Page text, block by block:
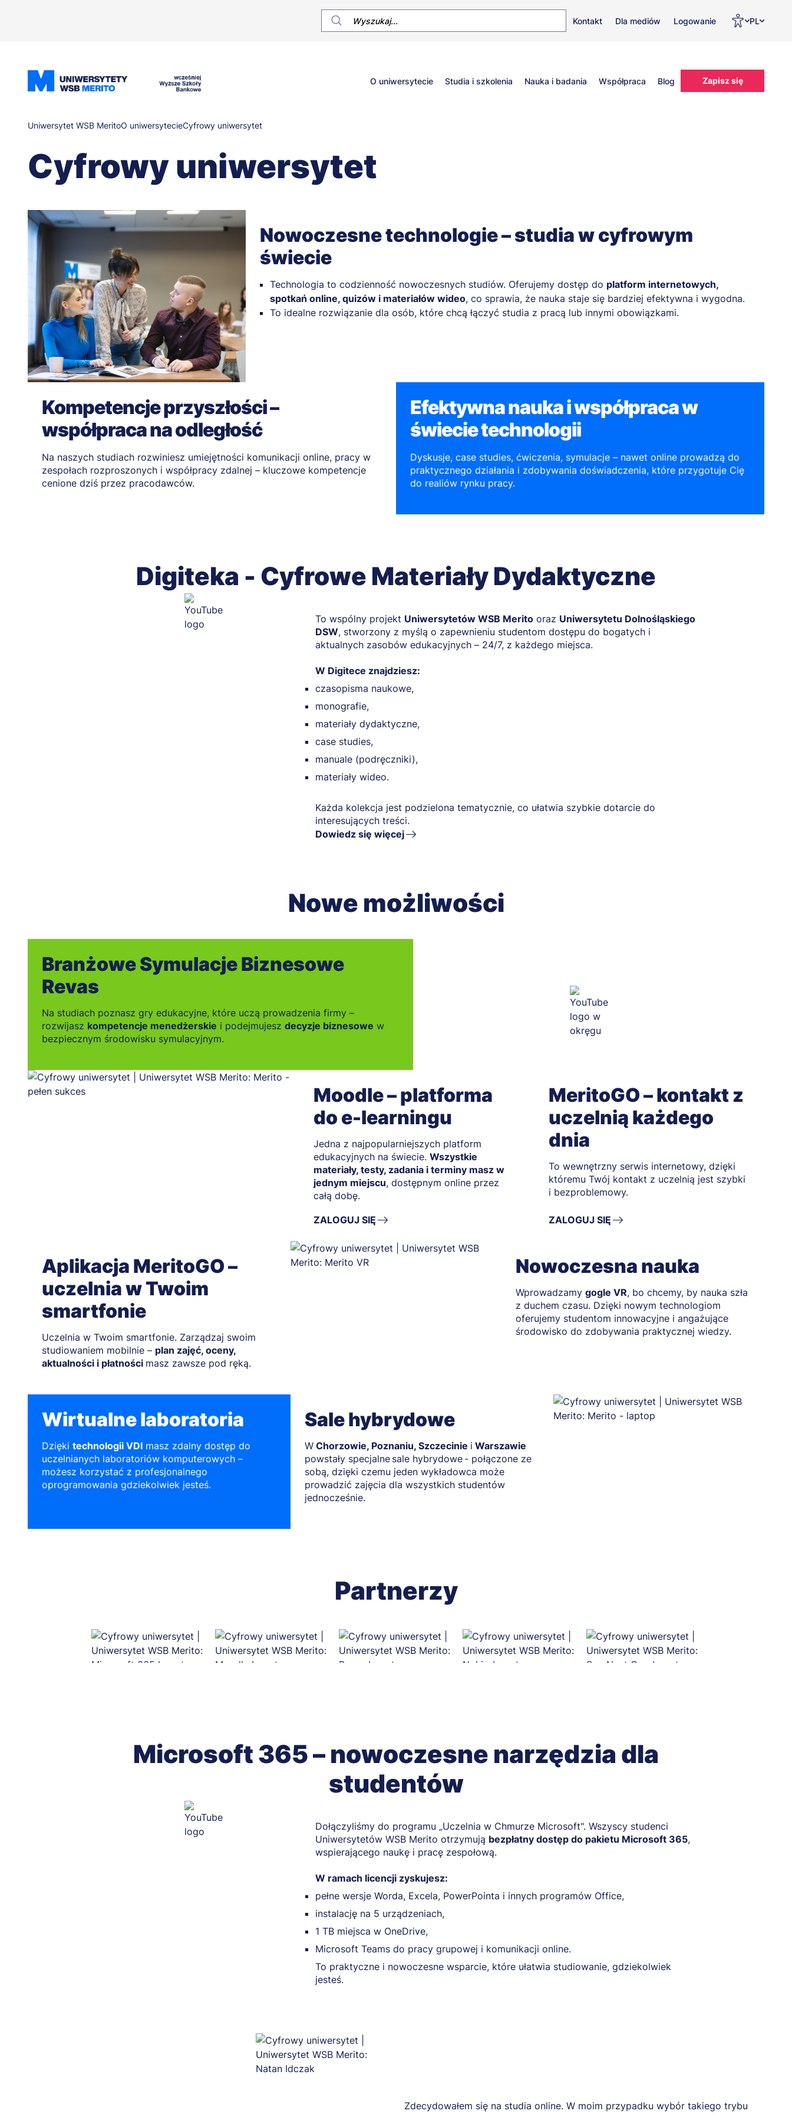
Top
Kontakt Dla mediów Logowanie PL
Główne
O uniwersytecie Studia i szkolenia Nauka i badania Współpraca Blog Zapisz się
Ścieżka
nawigacyjna
Uniwersytet WSB MeritoO uniwersytecieCyfrowy uniwersytet
Cyfrowy uniwersytet
Nowoczesne technologie – studia w cyfrowym
świecie
Technologia to codzienność nowoczesnych studiów. Oferujemy dostęp do platform internetowych,
spotkań online, quizów i materiałów wideo, co sprawia, że nauka staje się bardziej efektywna i wygodna.
To idealne rozwiązanie dla osób, które chcą łączyć studia z pracą lub innymi obowiązkami.
Kompetencje przyszłości –
współpraca na odległość
Na naszych studiach rozwiniesz umiejętności komunikacji online, pracy w
zespołach rozproszonych i współpracy zdalnej – kluczowe kompetencje
cenione dziś przez pracodawców.
Efektywna nauka i współpraca w
świecie technologii
Dyskusje, case studies, ćwiczenia, symulacje – nawet online prowadzą do
praktycznego działania i zdobywania doświadczenia, które przygotuje Cię
do realiów rynku pracy.
Digiteka - Cyfrowe Materiały Dydaktyczne
To wspólny projekt Uniwersytetów WSB Merito oraz Uniwersytetu Dolnośląskiego
DSW, stworzony z myślą o zapewnieniu studentom dostępu do bogatych i
aktualnych zasobów edukacyjnych – 24/7, z każdego miejsca.
W Digitece znajdziesz:
czasopisma naukowe,
monografie,
materiały dydaktyczne,
case studies,
manuale (podręczniki),
materiały wideo.
Każda kolekcja jest podzielona tematycznie, co ułatwia szybkie dotarcie do
interesujących treści.
Dowiedz się więcej
Nowe możliwości
Branżowe Symulacje Biznesowe
Revas
Na studiach poznasz gry edukacyjne, które uczą prowadzenia firmy –
rozwijasz kompetencje menedżerskie i podejmujesz decyzje biznesowe w
bezpiecznym środowisku symulacyjnym.
Moodle – platforma
do e-learningu
Jedna z najpopularniejszych platform
edukacyjnych na świecie. Wszystkie
materiały, testy, zadania i terminy masz w
jednym miejscu, dostępnym online przez
całą dobę.
ZALOGUJ SIĘ
MeritoGO – kontakt z
uczelnią każdego
dnia
To wewnętrzny serwis internetowy, dzięki
któremu Twój kontakt z uczelnią jest szybki
i bezproblemowy.
ZALOGUJ SIĘ
Aplikacja MeritoGO –
uczelnia w Twoim
smartfonie
Uczelnia w Twoim smartfonie. Zarządzaj swoim
studiowaniem mobilnie – plan zajęć, oceny,
aktualności i płatności masz zawsze pod ręką.
Nowoczesna nauka
Wprowadzamy gogle VR, bo chcemy, by nauka szła
z duchem czasu. Dzięki nowym technologiom
oferujemy studentom innowacyjne i angażujące
środowisko do zdobywania praktycznej wiedzy.
Wirtualne laboratoria
Dzięki technologii VDI masz zdalny dostęp do
uczelnianych laboratoriów komputerowych –
możesz korzystać z profesjonalnego
oprogramowania gdziekolwiek jesteś.
Sale hybrydowe
W Chorzowie, Poznaniu, Szczecinie i Warszawie
powstały specjalne sale hybrydowe - połączone ze
sobą, dzięki czemu jeden wykładowca może
prowadzić zajęcia dla wszystkich studentów
jednocześnie.
Partnerzy
Microsoft 365 – nowoczesne narzędzia dla
studentów
Dołączyliśmy do programu „Uczelnia w Chmurze Microsoft". Wszyscy studenci
Uniwersytetów WSB Merito otrzymują bezpłatny dostęp do pakietu Microsoft 365,
wspierającego naukę i pracę zespołową.
W ramach licencji zyskujesz:
pełne wersje Worda, Excela, PowerPointa i innych programów Office,
instalację na 5 urządzeniach,
1 TB miejsca w OneDrive,
Microsoft Teams do pracy grupowej i komunikacji online.
To praktyczne i nowoczesne wsparcie, które ułatwia studiowanie, gdziekolwiek
jesteś.
Zdecydowałem się na studia online. W moim przypadku wybór takiego trybu